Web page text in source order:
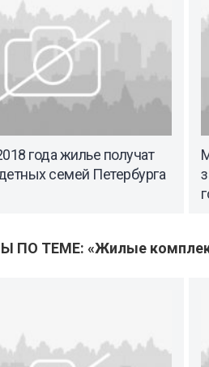
года жилье получат
семей Петербурга
ПО ТЕМЕ: «Жилые